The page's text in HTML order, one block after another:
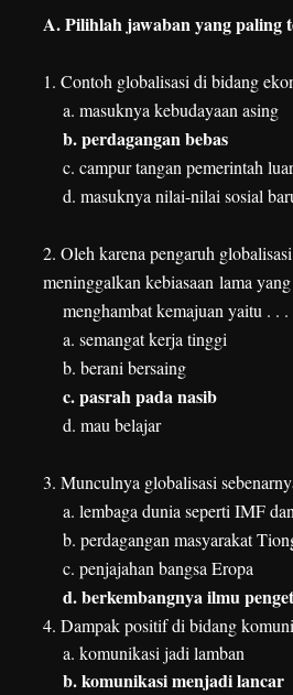
A. Pilihlah jawaban yang paling
1. Contoh globalisasi di bidang
a. masuknya kebudayaan asing
b. perdagangan bebas
c. campur tangan pemerintah
d. masuknya nilai-nilai sosial
2. Oleh karena pengaruh
meninggalkan kebiasaan lama yang
menghambat kemajuan yaitu . . .
a. semangat kerja tinggi
b. berani bersaing
c. pasrah pada nasib
d. mau belajar
3. Munculnya globalisasi
a. lembaga dunia seperti IMF
b. perdagangan masyarakat
c. penjajahan bangsa Eropa
d. berkembangnya ilmu
4. Dampak positif di bidang
a. komunikasi jadi lamban
b. komunikasi menjadi lancar